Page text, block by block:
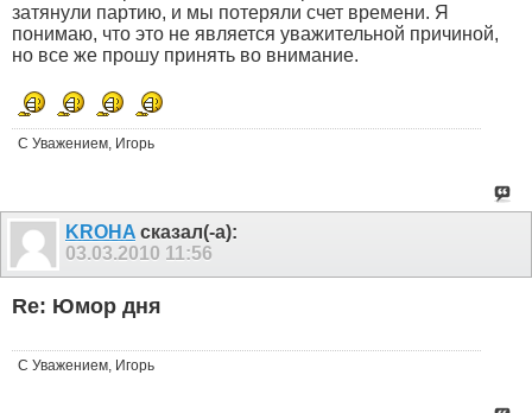
затянули партию, и мы потеряли счет времени. Я
понимаю, что это не является уважительной причиной,
но все же прошу принять во внимание.
С Уважением, Игорь
KROHA сказал(-а):
03.03.2010 11:56
Re: Юмор дня
С Уважением, Игорь